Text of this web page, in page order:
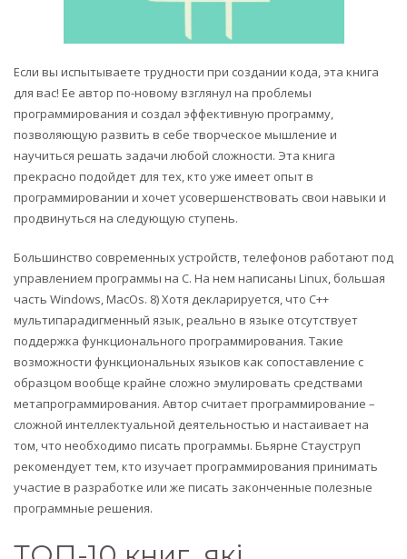
Если вы испытываете трудности при создании кода, эта книга
для вас! Ее автор по-новому взглянул на проблемы
программирования и создал эффективную программу,
позволяющую развить в себе творческое мышление и
научиться решать задачи любой сложности. Эта книга
прекрасно подойдет для тех, кто уже имеет опыт в
программировании и хочет усовершенствовать свои навыки и
продвинуться на следующую ступень.
Большинство современных устройств, телефонов работают под
управлением программы на С. На нем написаны Linux, большая
часть Windows, MacOs. 8) Хотя декларируется, что С++
мультипарадигменный язык, реально в языке отсутствует
поддержка функционального программирования. Такие
возможности функциональных языков как сопоставление с
образцом вообще крайне сложно эмулировать средствами
метапрограммирования. Автор считает программирование –
сложной интеллектуальной деятельностью и настаивает на
том, что необходимо писать программы. Бьярне Стауструп
рекомендует тем, кто изучает программирования принимать
участие в разработке или же писать законченные полезные
программные решения.